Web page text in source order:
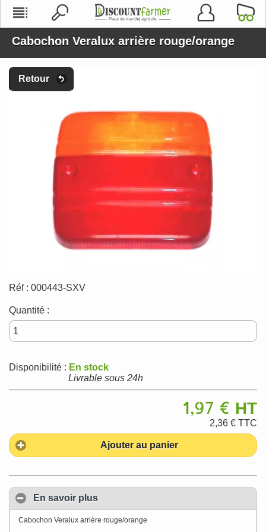
Cabochon Veralux arrière rouge/orange
Retour
Réf : 000443-SXV
Quantité :
Disponibilité : En stock
Livrable sous 24h
1,97 € HT
2,36 € TTC
Ajouter au panier
En savoir plus
Cabochon Veralux arrière rouge/orange